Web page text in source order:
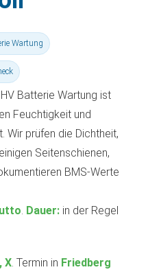
Wartung
Batterie Wartung ist
Feuchtigkeit und
Wir prüfen die Dichtheit,
Seitenschienen,
BMS-Werte
. Dauer: in der Regel
X. Termin in Friedberg